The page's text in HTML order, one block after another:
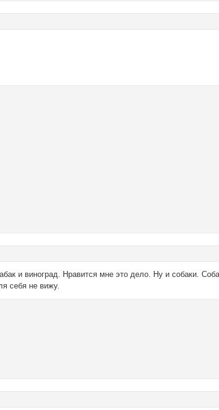
и виноград. Нравится мне это дело. Ну и собаки.
себя не вижу.